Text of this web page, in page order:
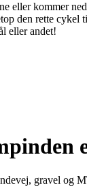
eller kommer
den rette cykel
eller andet!
gravel og